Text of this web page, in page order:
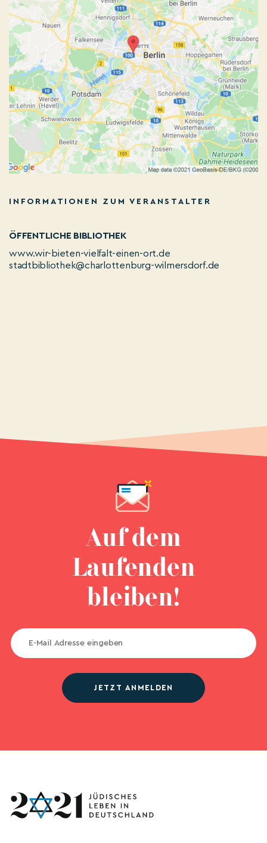
INFORMATIONEN ZUM VERANSTALTER
ÖFFENTLICHE BIBLIOTHEK
www.wir-bieten-vielfalt-einen-ort.de
stadtbibliothek@charlottenburg-wilmersdorf.de
Auf dem
Laufenden
bleiben!
JETZT ANMELDEN